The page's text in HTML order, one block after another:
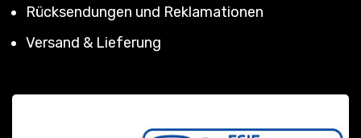
Rücksendungen und Reklamationen
Versand & Lieferung